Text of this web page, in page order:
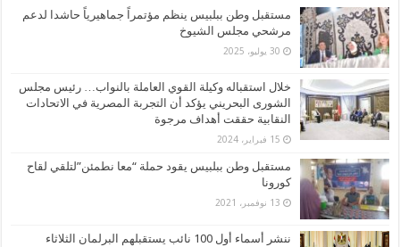
مستقبل وطن ببلبيس ينظم مؤتمراً جماهيرياً حاشدا لدعم
مرشحي مجلس الشيوخ
30 يوليو، 2025
خلال استقباله وكيلة القوي العاملة بالنواب… رئيس مجلس
الشورى البحريني يؤكد أن التجربة المصرية في الاتحادات
النقابية حققت أهداف مرجوة
15 فبراير، 2024
مستقبل وطن ببلبيس يقود حملة “معا نطمئن”لتلقي لقاح
كورونا
13 نوفمبر، 2021
ننشر أسماء أول 100 نائب يستقبلهم البرلمان الثلاثاء